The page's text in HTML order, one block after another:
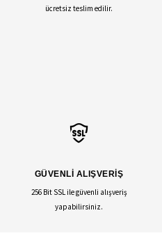
ücretsiz teslim edilir.
GÜVENLİ ALIŞVERİŞ
256 Bit SSL ile güvenli alışveriş
yapabilirsiniz.